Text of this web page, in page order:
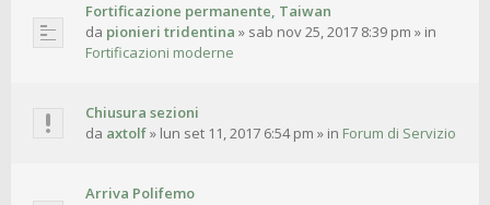
Fortificazione permanente, Taiwan
da pionieri tridentina » sab nov 25, 2017 8:39 pm » in
Fortificazioni moderne
Chiusura sezioni
da axtolf» lun set 11, 2017 6:54 pm » in Forum di Servizio
Arriva Polifemo